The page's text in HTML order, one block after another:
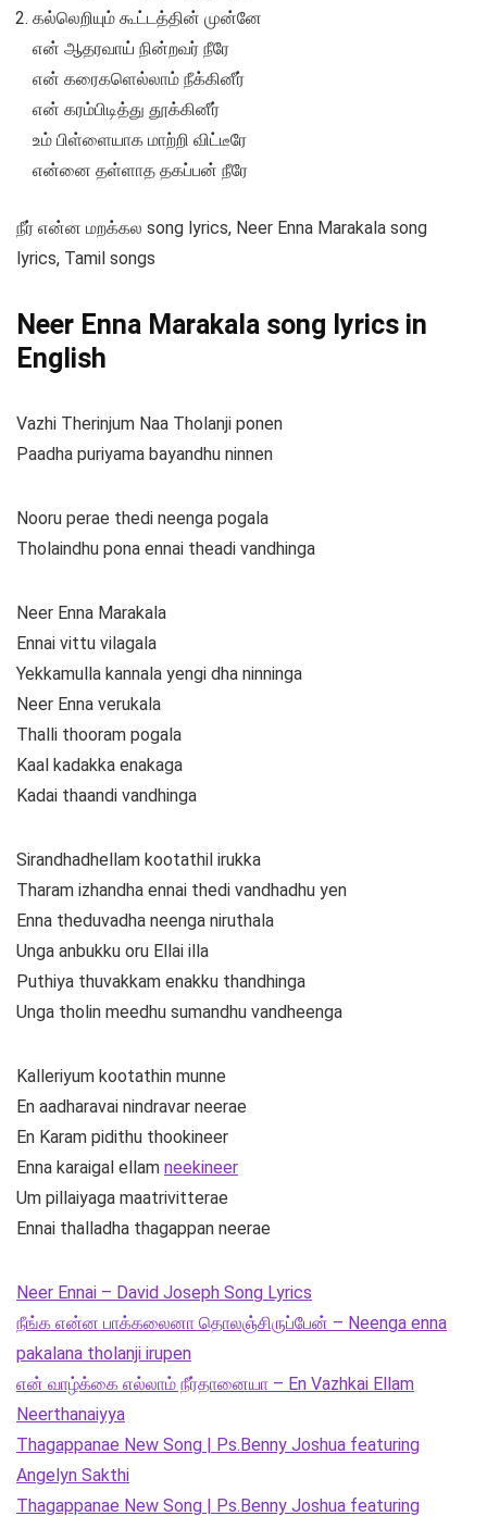
கல்லெறியும் கூட்டத்தின் முன்னே
என் ஆதரவாய் நின்றவர் நீரே
என் கரைகளெல்லாம் நீக்கினீர்
என் கரம்பிடித்து தூக்கினீர்
உம் பிள்ளையாக மாற்றி விட்டீரே
என்னை தள்ளாத தகப்பன் நீரே
நீர் என்ன மறக்கல song lyrics, Neer Enna Marakala song
lyrics, Tamil songs
Neer Enna Marakala song lyrics in
English
Vazhi Therinjum Naa Tholanji ponen
Paadha puriyama bayandhu ninnen
Nooru perae thedi neenga pogala
Tholaindhu pona ennai theadi vandhinga
Neer Enna Marakala
Ennai vittu vilagala
Yekkamulla kannala yengi dha ninninga
Neer Enna verukala
Thalli thooram pogala
Kaal kadakka enakaga
Kadai thaandi vandhinga
Sirandhadhellam kootathil irukka
Tharam izhandha ennai thedi vandhadhu yen
Enna theduvadha neenga niruthala
Unga anbukku oru Ellai illa
Puthiya thuvakkam enakku thandhinga
Unga tholin meedhu sumandhu vandheenga
Kalleriyum kootathin munne
En aadharavai nindravar neerae
En Karam pidithu thookineer
Enna karaigal ellam neekineer
Um pillaiyaga maatrivitterae
Ennai thalladha thagappan neerae
Neer Ennai – David Joseph Song Lyrics
நீங்க என்ன பாக்கலைனா தொலஞ்சிருப்பேன் – Neenga enna
pakalana tholanji irupen
என் வாழ்க்கை எல்லாம் நீர்தானையா – En Vazhkai Ellam
Neerthanaiyya
Thagappanae New Song | Ps.Benny Joshua featuring
Angelyn Sakthi
Thagappanae New Song | Ps.Benny Joshua featuring